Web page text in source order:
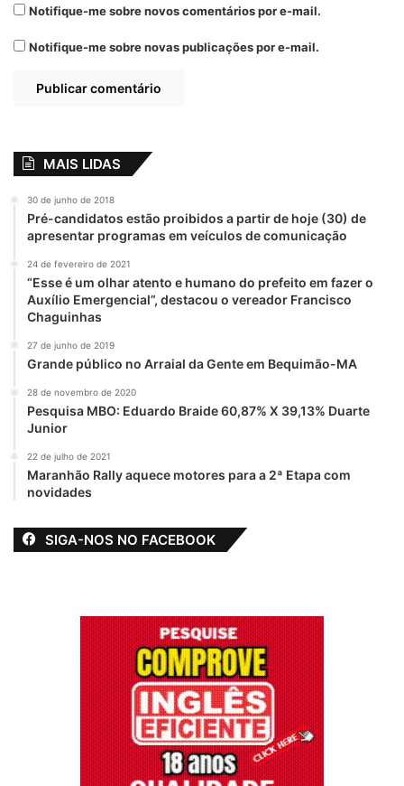
No Maranhão, já são 2.528 casos positivos
da Covid-19, sendo 145 óbitos. 533
pessoas estão recuperadas.
Por Gilberto Lima
Relacionado
Maranhão registra
449 novos casos
de Covid-19
12 de janeiro de 2022
Em "SAÚDE"
casos confirmados
30 de março de 2020
Em "PINHEIRO-MA"
Sobe para 10 o
número de casos
do COVID-19
Maranhão
26 de março de 2020
145 mortes 191 casos Covid 19
destaque Ilha de São Luís
Notifique-me sobre novos comentários por e-mail.
Notifique-me sobre novas publicações por e-mail.
MAIS LIDAS
30 de junho de 2018
Pré-candidatos estão proibidos a partir de hoje (30) de
apresentar programas em veículos de comunicação
24 de fevereiro de 2021
“Esse é um olhar atento e humano do prefeito em fazer o
Auxílio Emergencial”, destacou o vereador Francisco
Chaguinhas
27 de junho de 2019
Grande público no Arraial da Gente em Bequimão-MA
28 de novembro de 2020
Pesquisa MBO: Eduardo Braide 60,87% X 39,13% Duarte
Junior
22 de julho de 2021
Maranhão Rally aquece motores para a 2ª Etapa com
novidades
SIGA-NOS NO FACEBOOK